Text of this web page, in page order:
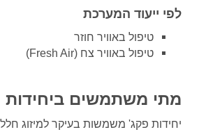
לפי ייעוד המערכת
טיפול באוויר חוזר
טיפול באוויר צח (Fresh Air)
מתי משתמשים
יחידות פקג' משמשות בעיקר למיזוג